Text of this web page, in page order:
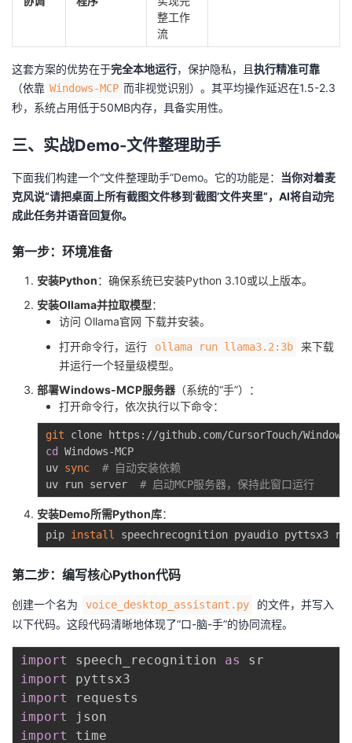
整工作
流
这套方案的优势在于完全本地运行，保护隐私，且执行精准可靠
（依靠 Windows-MCP 而非视觉识别）。其平均操作延迟在1.5-2.3
秒，系统占用低于50MB内存，具备实用性。
三、实战Demo-文件整理助手
下面我们构建一个“文件整理助手”Demo。它的功能是： 当你对着麦
克风说“请把桌面上所有截图文件移到‘截图’文件夹里”，AI将自动完
成此任务并语音回复你。
第一步：环境准备
安装Python：确保系统已安装Python 3.10或以上版本。
安装Ollama并拉取模型：
访问 Ollama官网 下载并安装。
打开命令行，运行
ollama run llama3.2:3b
来下载
并运行一个轻量级模型。
部署Windows-MCP服务器（系统的“手”）：
打开命令行，依次执行以下命令：
git
cd
Windows-MCP
uv sync
# 自动安装依赖
uv run server # 启动MCP服务器，保持此窗口运行
安装Demo所需Python库：
pip install
第二步：编写核心Python代码
创建一个名为 voice_desktop_assistant.py
的文件，并写入
以下代码。这段代码清晰地体现了“口-脑-手”的协同流程。
import speech_recognition as
import
import
import
import
time